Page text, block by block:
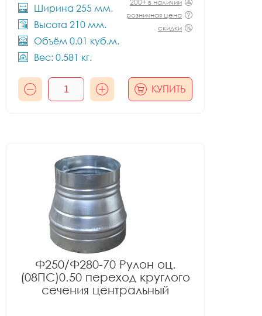
Ширина 255 мм.
Высота 210 мм.
Объём 0.01 куб.м.
Вес: 0.581 кг.
200+ в наличии
розничная цена
скидки
КУПИТЬ
Ф250/Ф280-70 Рулон оц.
(08ПС)0.50 переход круглого
сечения центральный